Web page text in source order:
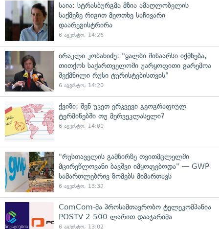
საია: სტრასბურგმა მზია ამაღლობელის
საქმეზე რიგით მეოთხე საჩივარი
დაარეგისტრირა
6 აგვისტო, 14:26
ირაკლი კობახიძე: "ყალბი შინაარსი იქმნება,
თითქოს საქართველოში უარყოფითი გარემოა
შექმნილი რუსი ტურისტებისთვის"
6 აგვისტო, 14:20
ქვიზი: შენ უკეთ ერკვევი გეოგრაფიულ
ტერმინებში თუ მერვეკლასელი?
6 აგვისტო, 14:00
"რუსთაველის გამზირზე თვითმცლელში
მცირეწლოვანი ბავშვი იმყოფებოდა" — GWP
სამართლებრივ ზომებს მიმართავს
6 აგვისტო, 13:32
ComCom-მა პროსამთავრობო ტელეკომპანია
POSTV 2 500 ლარით დააჯარიმა
6 აგვისტო, 13:02